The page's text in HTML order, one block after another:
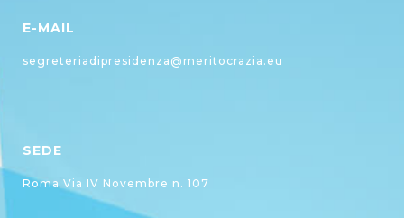
E-MAIL
segreteriadipresidenza@meritocrazia.eu
SEDE
Roma Via IV Novembre n. 107